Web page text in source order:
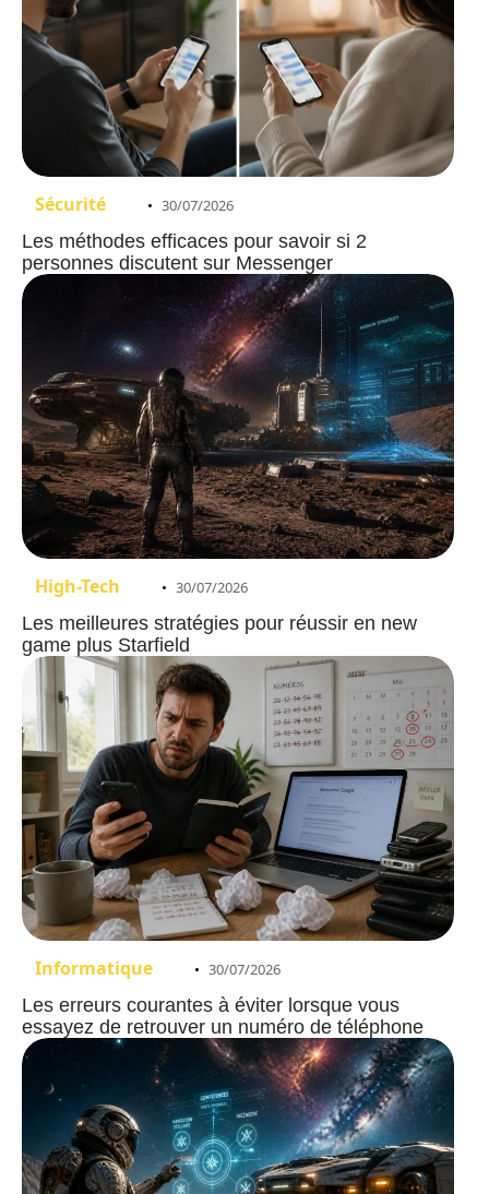
Sécurité 30/07/2026
Les méthodes efficaces pour savoir si 2
personnes discutent sur Messenger
High-Tech 30/07/2026
Les meilleures stratégies pour réussir en new
game plus Starfield
Informatique 30/07/2026
Les erreurs courantes à éviter lorsque vous
essayez de retrouver un numéro de téléphone